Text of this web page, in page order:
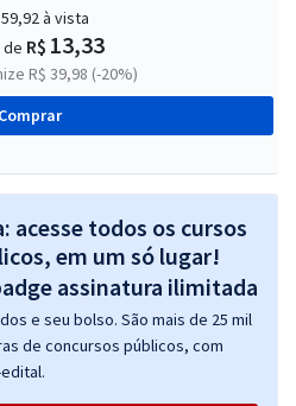
à vista
de R$ 13,33
R$ 39,98 (-20%)
Comprar
acesse todos os cursos
em um só lugar!
e seu bolso. São mais de 25 mil
de concursos públicos, com